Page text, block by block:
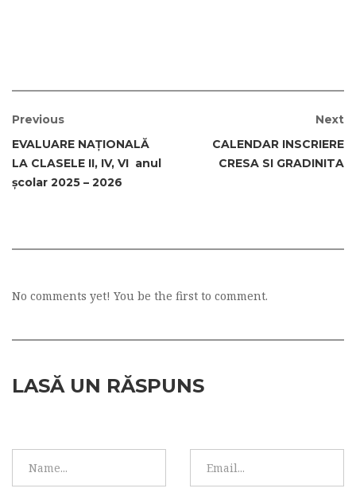
Previous
EVALUARE NAȚIONALĂ
LA CLASELE II, IV, VI anul
școlar 2025 – 2026
Next
CALENDAR INSCRIERE
CRESA SI GRADINITA
No comments yet! You be the first to comment.
LASĂ UN RĂSPUNS